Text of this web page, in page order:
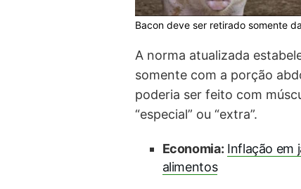
Bacon deve ser retirado somente
A norma atualizada
somente com a porção
poderia ser feito com
“especial” ou “extra”.
Economia: Inflação em
alimentos